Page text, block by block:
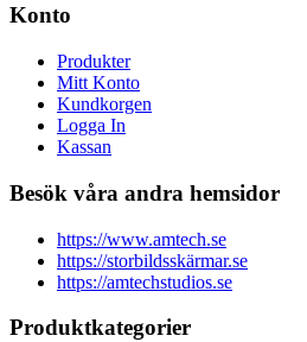
Konto
Produkter
Mitt Konto
Kundkorgen
Logga In
Kassan
Besök våra andra hemsidor
https://www.amtech.se
https://storbildsskärmar.se
https://amtechstudios.se
Produktkategorier